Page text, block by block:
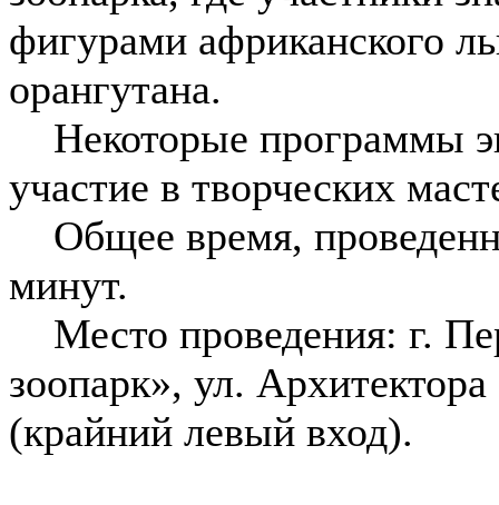
фигурами африканского
орангутана.
Некоторые программы
участие в творческих
Общее время,
минут.
Место проведения: г.
зоопарк», ул.
(крайний левый вход).